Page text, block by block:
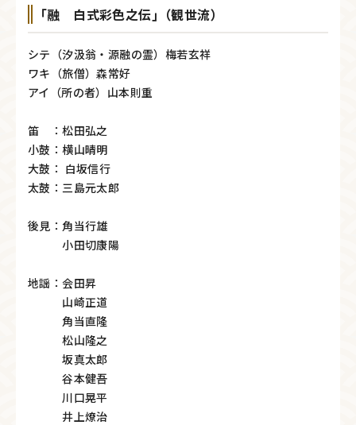
｢融 白式彩色之伝｣（観世流）
シテ（汐汲翁・源融の霊）梅若玄祥
ワキ（旅僧）森常好
アイ（所の者）山本則重
笛 ：松田弘之
小鼓：横山晴明
大鼓： 白坂信行
太鼓：三島元太郎
後見：角当行雄
小田切康陽
地謡：会田昇
山崎正道
角当直隆
松山隆之
坂真太郎
谷本健吾
川口晃平
井上燎治